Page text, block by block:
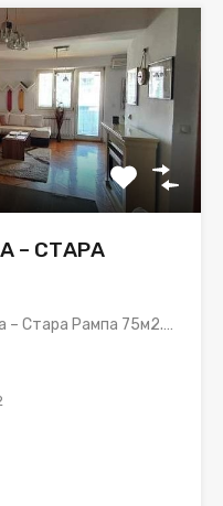
– СТАРА
– Стара Рампа 75м2.…